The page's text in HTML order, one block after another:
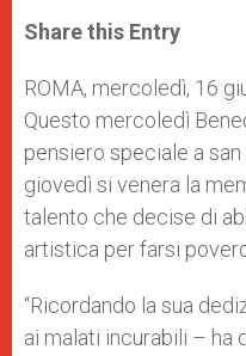
t
s
p
p
s
e
g
e
r
e
b
o
k
r
Share this Entry
ROMA, mercoledì, 16
Questo mercoledì
pensiero speciale a
giovedì si venera la
talento che decise di
artistica per farsi
“Ricordando la sua
ai malati incurabili – ha